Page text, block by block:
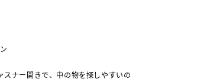
ナー開きで、中の物を探しやすいの